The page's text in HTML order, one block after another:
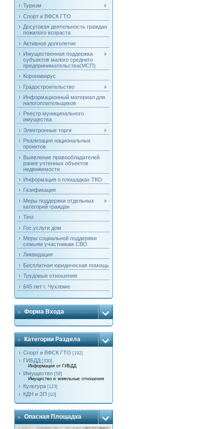
Туризм
Спорт и ВФСК ГТО
Досуговая деятельность граждан
пожилого возраста
Активное долголетие
Имущественная поддержка
субъектов малого среднего
предпринимательства(МСП)
Коронавирус
Градостроительство
Информационный материал для
налогоплательщиков
Реестр муниципального
имущества
Электронные торги
Реализация национальных
проектов
Выявление правообладателей
ранее учтенных объектов
недвижемости
Информация о площадках ТКО
Газификация
Меры поддержки отдельных
категорий граждан
Test
Гос.услуги дом
Меры социальной поддержки
семьям участникам СВО
Ликвидация
Бесплатная юридическая помощь
Трудовые отношения
645 лет г. Чухломе
Форма Входа
Категории Раздела
Спорт и ВФСК ГТО [192]
ГИБДД [330]
Информация от ГИБДД
Имущество [58]
Имущество и земельные отношения
Культура [123]
КДН и ЗП [10]
Опасная Площадка